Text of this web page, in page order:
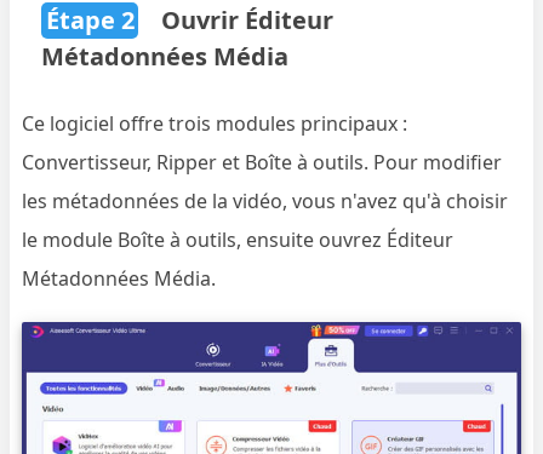
Étape 2
Ouvrir Éditeur
Métadonnées Média
Ce logiciel offre trois modules principaux :
Convertisseur, Ripper et Boîte à outils. Pour modifier
les métadonnées de la vidéo, vous n'avez qu'à choisir
le module Boîte à outils, ensuite ouvrez Éditeur
Métadonnées Média.